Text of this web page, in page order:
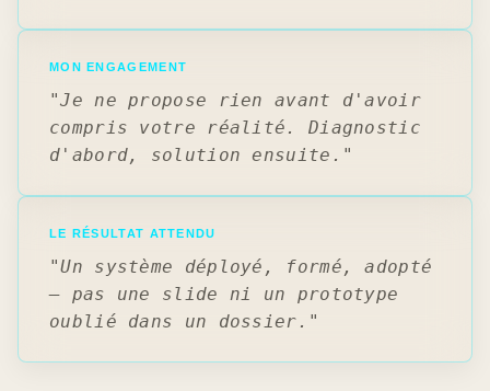
MON ENGAGEMENT
"Je ne propose rien avant d'avoir
compris votre réalité. Diagnostic
d'abord, solution ensuite."
LE RÉSULTAT ATTENDU
"Un système déployé, formé, adopté
— pas une slide ni un prototype
oublié dans un dossier."